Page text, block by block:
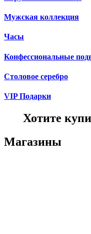
Мужская коллекция
Часы
Конфессиональные
Столовое серебро
VIP Подарки
Хотите
Магазины